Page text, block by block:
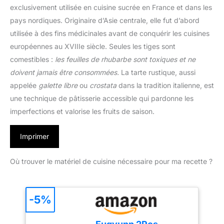
exclusivement utilisée en cuisine sucrée en France et dans les
pays nordiques. Originaire d’Asie centrale, elle fut d’abord
utilisée à des fins médicinales avant de conquérir les cuisines
européennes au XVIIIe siècle. Seules les tiges sont
comestibles : les feuilles de rhubarbe sont toxiques et ne
doivent jamais être consommées. La tarte rustique, aussi
appelée galette libreou crostata dans la tradition italienne, est
une technique de pâtisserie accessible qui pardonne les
imperfections et valorise les fruits de saison.
Imprimer
Où trouver le matériel de cuisine nécessaire pour ma recette ?
-5%